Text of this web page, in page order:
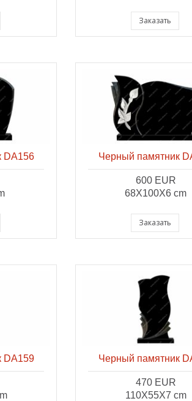
Заказать
DA156 Черный памятник
600 EUR
68X100X6 cm
Заказать
DA159 Черный памятник
470 EUR
110X55X7 cm